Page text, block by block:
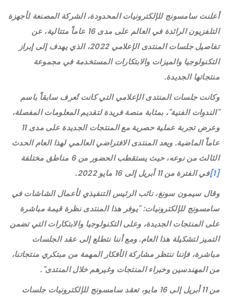
أعلنت سامسونج للإلكترونيات المحدودة، الشركة المصنعة لأجهزة
التلفزيون الرائدة في العالم على مدى 16 عاماً متتالية، عن
تفاصيل جلسات المنتدى الإعلامي 2022، الذي يهدف إلى إبراز
التكنولوجيا والميزات والابتكارات المستخدمة في مجموعة
منتجاتها الجديدة.
وكانت جلسات المنتدى الإعلامي التي كانت تُعرف سابقاً باسم
"الندوات الفنية"، بمثابة منصة فريدة لتقديم المعلومات المفصلة،
وعرض تجربة عملية حصرية مع المنتجات الجديدة على مدى 11
عاماً الماضية. ويعد المنتدى الافتراضي العالمي لهذا العام الحدث
الثالث من نوعه، حيث يستقطب الحضور من 6 مناطق مختلفة
[1]
في الفترة من 11 أبريل إلى 16 مايو 2022.
وقال سيمون سونغ، نائب الرئيس التنفيذي لأعمال الشاشات في
سامسونج للإلكترونيات: "يوفر هذا المنتدى نظرة قيمة مباشرة
على المنتجات الجديدة، وعلى التكنولوجيا والابتكارات التي تضمن
التميز لتشكيلة هذا العام. ومع أننا نتطلع إلى عقد الجلسات
مباشرة، فإننا ننتظر مشاركة الأفكار المهمة من مبتكري منتجاتنا،
من المهندسين وخبراء المنتجات وغيرهم خلال المنتدى".
من 11 أبريل إلى 16 مايو، تعقد سامسونج للإلكترونيات جلسات